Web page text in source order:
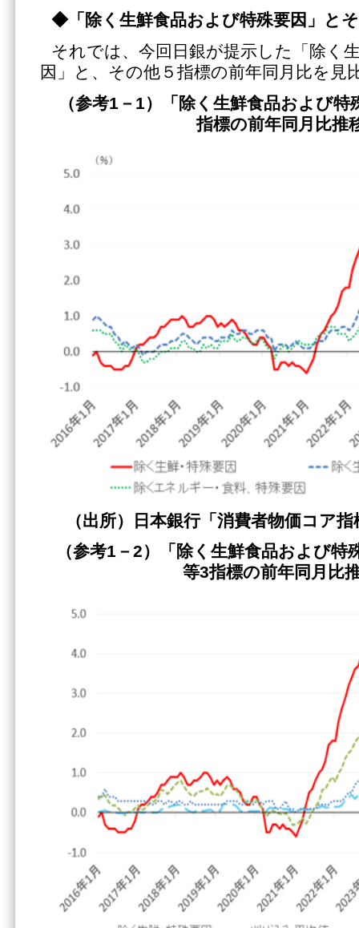
◆「除く生鮮食品および特殊要因」と
それでは、今回日銀が提示した「除く
因」と、その他５指標の前年同月比を見
（参考1－1）「除く生鮮食品および
指標の前年同月比推
（出所）日本銀行「消費者物価コア
（参考1－2）「除く生鮮食品および特
等3指標の前年同月比